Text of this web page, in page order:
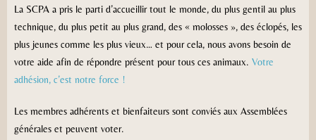
La SCPA a pris le parti d’accueillir tout le monde, du plus gentil au plus
technique, du plus petit au plus grand, des « molosses », des éclopés, les
plus jeunes comme les plus vieux… et pour cela, nous avons besoin de
votre aide afin de répondre présent pour tous ces animaux. Votre
adhésion, c’est notre force !
Les membres adhérents et bienfaiteurs sont conviés aux Assemblées
générales et peuvent voter.